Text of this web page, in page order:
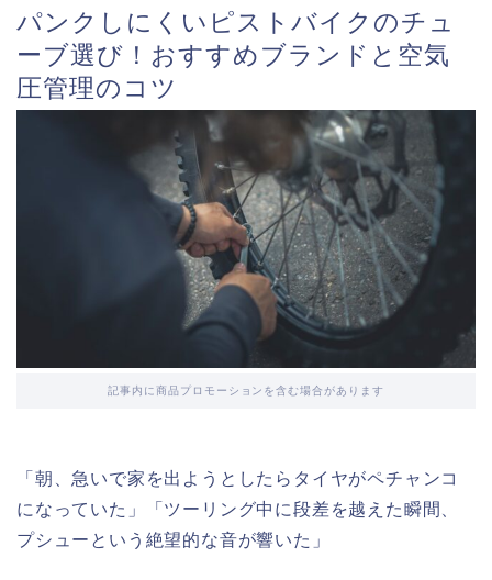
パンクしにくいピストバイクのチュ
ーブ選び！おすすめブランドと空気
圧管理のコツ
記事内に商品プロモーションを含む場合があります
「朝、急いで家を出ようとしたらタイヤがペチャンコ
になっていた」「ツーリング中に段差を越えた瞬間、
プシューという絶望的な音が響いた」